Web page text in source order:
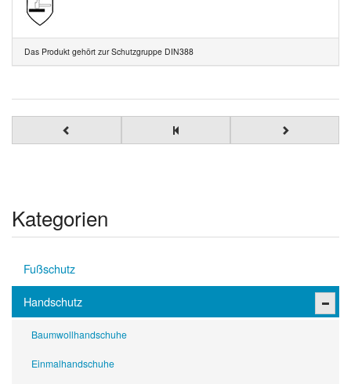
Das Produkt gehört zur Schutzgruppe DIN388
Kategorien
Fußschutz
Handschutz
Baumwollhandschuhe
Einmalhandschuhe